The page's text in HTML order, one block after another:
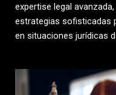
expertise legal
estrategias sofisticadas
en situaciones jurídicas